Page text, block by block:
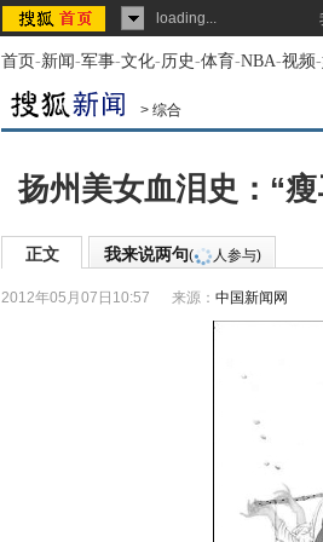
loading...
首页-新闻-军事-文化-历史-体育-NBA-视频-
> 综合
扬州美女血泪史：“
正文 我来说两句( 人参与)
2012年05月07日10:57 来源： 中国新闻网